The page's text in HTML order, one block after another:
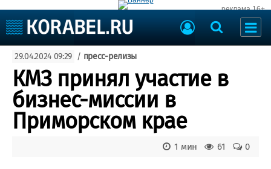
реклама 16+
Судоходство
Судоремонт
События
Пресс-релизы
Порты
Рыболовство
Образование
29.04.2024 09:29 / пресс-релизы
КМЗ принял участие в
бизнес-миссии в
Приморском крае
0
61
1 мин